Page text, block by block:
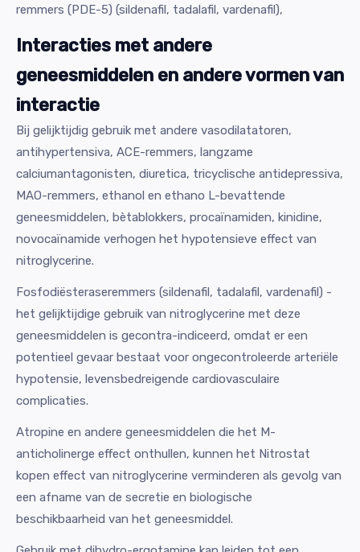
remmers (PDE-5) (sildenafil, tadalafil, vardenafil),
Interacties met andere
geneesmiddelen en andere vormen van
interactie
Bij gelijktijdig gebruik met andere vasodilatatoren,
antihypertensiva, ACE-remmers, langzame
calciumantagonisten, diuretica, tricyclische antidepressiva,
MAO-remmers, ethanol en ethano L-bevattende
geneesmiddelen, bètablokkers, procaïnamiden, kinidine,
novocaïnamide verhogen het hypotensieve effect van
nitroglycerine.
Fosfodiësteraseremmers (sildenafil, tadalafil, vardenafil) -
het gelijktijdige gebruik van nitroglycerine met deze
geneesmiddelen is gecontra-indiceerd, omdat er een
potentieel gevaar bestaat voor ongecontroleerde arteriële
hypotensie, levensbedreigende cardiovasculaire
complicaties.
Atropine en andere geneesmiddelen die het M-
anticholinerge effect onthullen, kunnen het Nitrostat
kopen effect van nitroglycerine verminderen als gevolg van
een afname van de secretie en biologische
beschikbaarheid van het geneesmiddel.